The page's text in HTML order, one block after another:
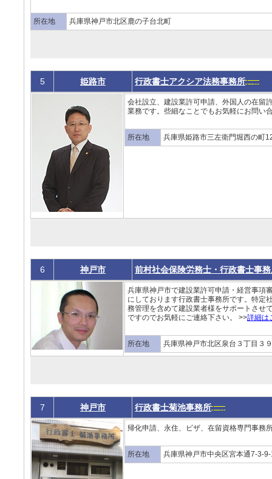
所在地 兵庫県神戸市北区鹿の子台北町
5 姫路市 行政書士アクシア法務事務所
会社設立、建設業許可申請、外国人の在留
業務です。些細なことでもお気軽にお問い
所在地 兵庫県姫路市三左衛門堀西の町
6 神戸市 前村社会保険労務士・行政書士事
兵庫県神戸市で建設業許可申請・経営事項
にしております行政書士事務所です。特定
務管理を含めて建設業者様をサポートさせ
ですのでお気軽にご連絡下さい。 >>詳細は
所在地 兵庫県神戸市北区泉台３丁目３
7 神戸市 行政書士菊池事務所
帰化申請、永住、ビザ、在留資格専門事務
所在地 兵庫県神戸市中央区宮本通7-3-